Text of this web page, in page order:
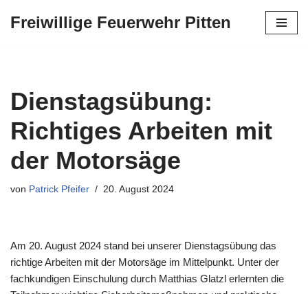
Freiwillige Feuerwehr Pitten
Dienstagsübung:
Richtiges Arbeiten mit
der Motorsäge
von Patrick Pfeifer 20. August 2024
Am 20. August 2024 stand bei unserer Dienstagsübung das
richtige Arbeiten mit der Motorsäge im Mittelpunkt. Unter der
fachkundigen Einschulung durch Matthias Glatzl erlernten die